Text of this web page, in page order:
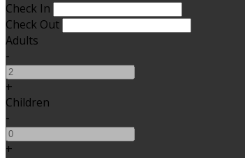
Check In
Check Out
Adults
-
+
Children
-
+